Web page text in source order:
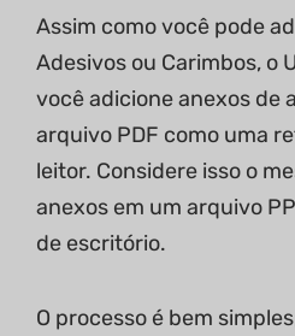
Assim como você pode
Adesivos ou Carimbos, o
você adicione anexos de
arquivo PDF como uma
leitor. Considere isso o
anexos em um arquivo
de escritório.
O processo é bem